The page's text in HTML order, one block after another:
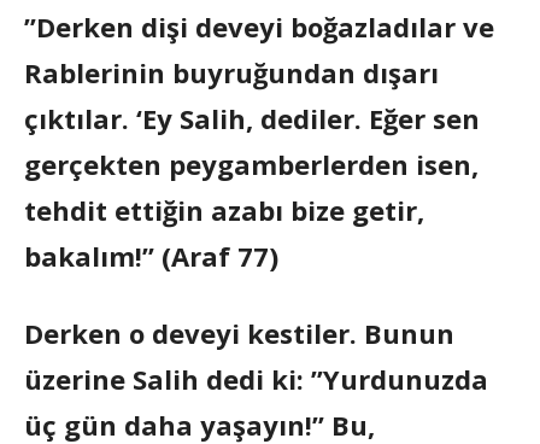
”Derken dişi deveyi boğazladılar ve
Rablerinin buyruğundan dışarı
çıktılar. ‘Ey Salih, dediler. Eğer sen
gerçekten peygamberlerden isen,
tehdit ettiğin azabı bize getir,
bakalım!” (Araf 77)
Derken o deveyi kestiler. Bunun
üzerine Salih dedi ki: ”Yurdunuzda
üç gün daha yaşayın!” Bu,